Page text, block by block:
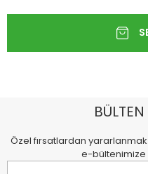
Özel fırsatlardan
e-bültenimize